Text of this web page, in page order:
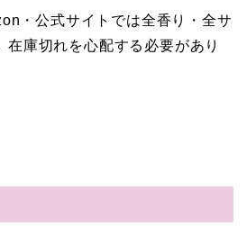
・公式サイトでは全香り・全サ
在庫切れを心配する必要があり